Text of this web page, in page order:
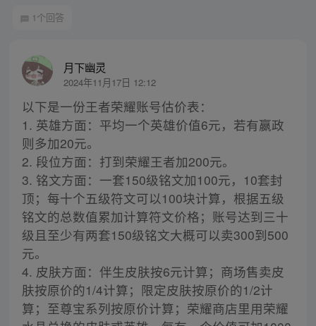
1个回答
月下幽灵
2024年11月17日 12:12
以下是一份王者荣耀账号估价表：
1. 英雄方面：平均一个英雄价值6元，若有嬴政
则多加20元。
2. 段位方面：打到荣耀王者加200元。
3. 铭文方面：一套150级铭文加100元，10套封
顶；每十个五级符文可以100块计算，根据五级
铭文的总数值累加计算符文价格；账号达到三十
级且至少有两套150级铭文大概可以卖300到500
元。
4. 皮肤方面：伴生皮肤按6元计算；商场售卖皮
肤按原价的1/4计算；限定皮肤按原价的1/2计
算；至尊宝系列按原价计算；荣耀商店里用荣耀